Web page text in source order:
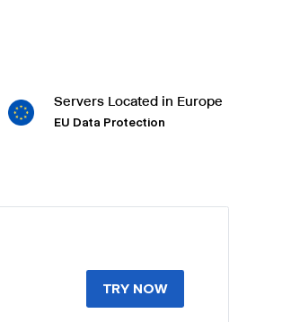
Servers Located in Europe
EU Data Protection
TRY NOW